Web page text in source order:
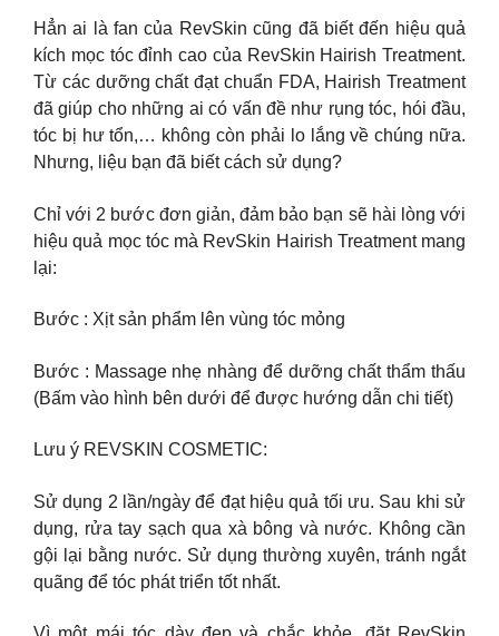
Hẳn ai là fan của RevSkin cũng đã biết đến hiệu quả
kích mọc tóc đỉnh cao của RevSkin Hairish Treatment.
Từ các dưỡng chất đạt chuẩn FDA, Hairish Treatment
đã giúp cho những ai có vấn đề như rụng tóc, hói đầu,
tóc bị hư tổn,… không còn phải lo lắng về chúng nữa.
Nhưng, liệu bạn đã biết cách sử dụng?
Chỉ với 2 bước đơn giản, đảm bảo bạn sẽ hài lòng với
hiệu quả mọc tóc mà RevSkin Hairish Treatment mang
lại:
Bước : Xịt sản phẩm lên vùng tóc mỏng
Bước : Massage nhẹ nhàng để dưỡng chất thẩm thấu
(Bấm vào hình bên dưới để được hướng dẫn chi tiết)
Lưu ý REVSKIN COSMETIC:
Sử dụng 2 lần/ngày để đạt hiệu quả tối ưu. Sau khi sử
dụng, rửa tay sạch qua xà bông và nước. Không cần
gội lại bằng nước. Sử dụng thường xuyên, tránh ngắt
quãng để tóc phát triển tốt nhất.